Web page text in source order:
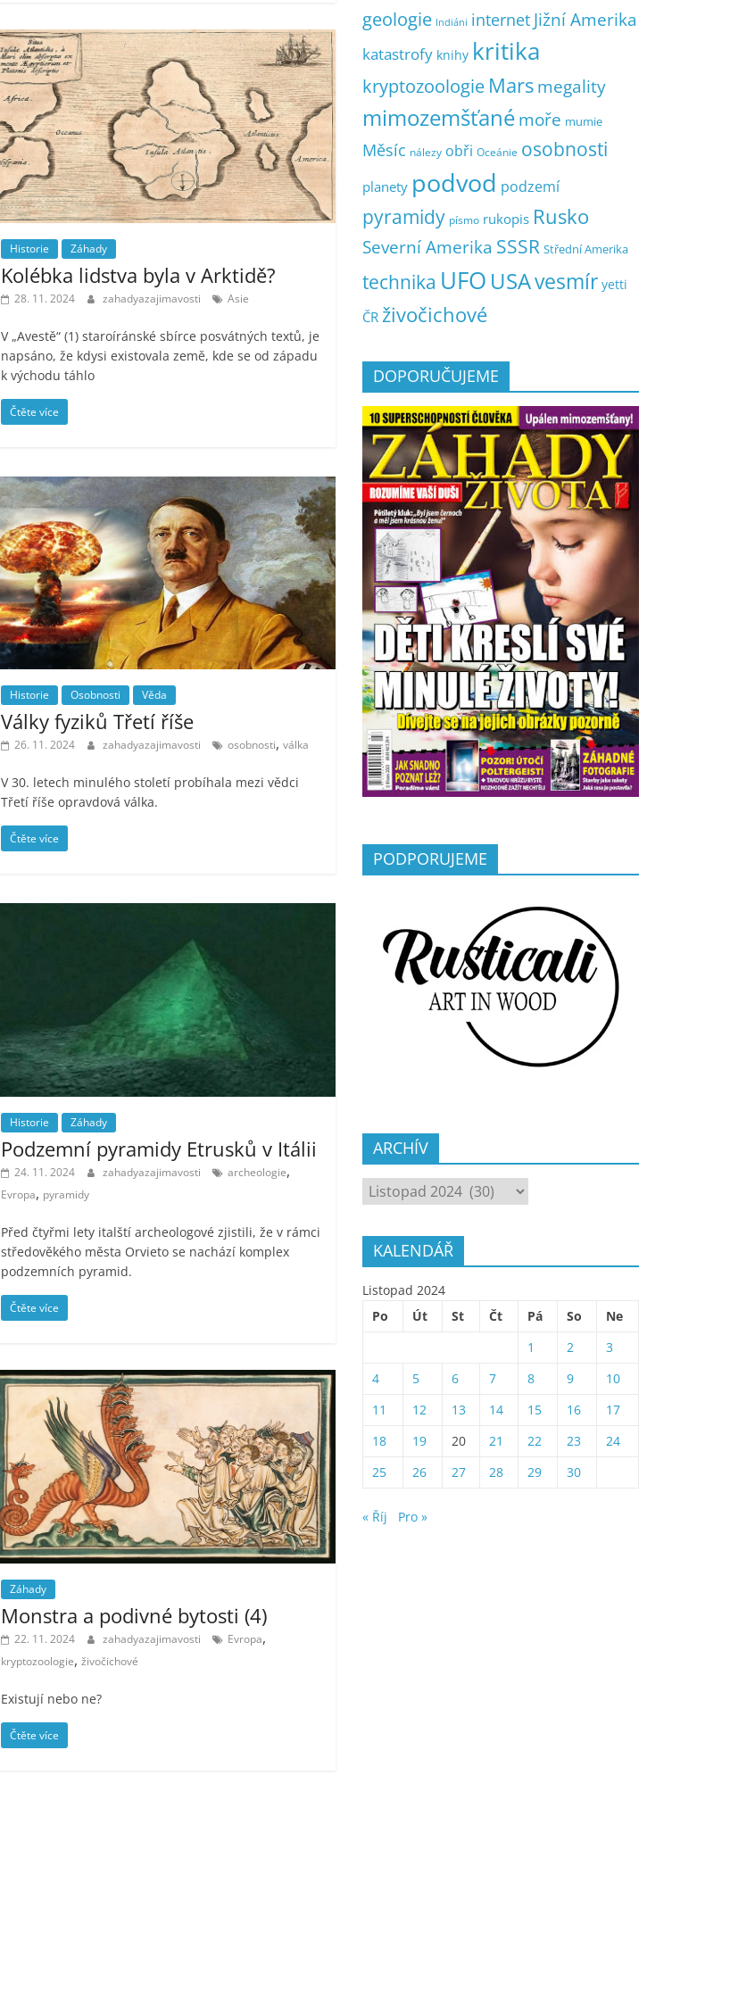
Historie Záhady
Kolébka lidstva byla v Arktidě?
28. 11. 2024 zahadyazajimavosti Asie
V „Avestě“ (1) staroíránské sbírce posvátných textů, je
napsáno, že kdysi existovala země, kde se od západu
k východu táhlo
Čtěte více
Historie Osobnosti Věda
Války fyziků Třetí říše
26. 11. 2024 zahadyazajimavosti osobnosti,válka
V 30. letech minulého století probíhala mezi vědci
Třetí říše opravdová válka.
Čtěte více
Historie Záhady
Podzemní pyramidy Etrusků v Itálii
24. 11. 2024 zahadyazajimavosti archeologie,
Evropa, pyramidy
Před čtyřmi lety italští archeologové zjistili, že v rámci
středověkého města Orvieto se nachází komplex
podzemních pyramid.
Čtěte více
Záhady
Monstra a podivné bytosti (4)
22. 11. 2024 zahadyazajimavosti Evropa,
kryptozoologie,živočichové
Existují nebo ne?
Čtěte více
geologie Indiáni internet Jižní Amerika
katastrofy knihy kritika
kryptozoologie Marsmegality
mimozemšťanémoře mumie
Měsíc nálezy obři Oceánie osobnosti
planety podvod podzemí
pyramidy písmo rukopis Rusko
Severní Amerika SSSR Střední Amerika
technika UFO USAvesmír yetti
ČR živočichové
DOPORUČUJEME
PODPORUJEME
ARCHÍV
ARCHÍV
KALENDÁŘ
Listopad 2024
Po
Út St Čt Pá So
Ne
1
2
3
4
5 6 7 8 9
10
11
12 13 14 15 16
17
18
19 20 21 22 23
24
25
26 27 28 29 30
« Říj Pro »